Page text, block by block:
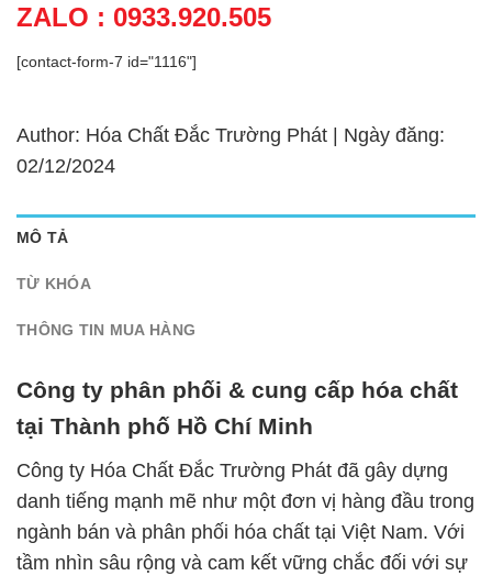
ZALO : 0933.920.505
[contact-form-7 id="1116"]
Author: Hóa Chất Đắc Trường Phát | Ngày đăng:
02/12/2024
MÔ TẢ
TỪ KHÓA
THÔNG TIN MUA HÀNG
Công ty phân phối & cung cấp hóa chất
tại Thành phố Hồ Chí Minh
Công ty Hóa Chất Đắc Trường Phát đã gây dựng
danh tiếng mạnh mẽ như một đơn vị hàng đầu trong
ngành bán và phân phối hóa chất tại Việt Nam. Với
tầm nhìn sâu rộng và cam kết vững chắc đối với sự